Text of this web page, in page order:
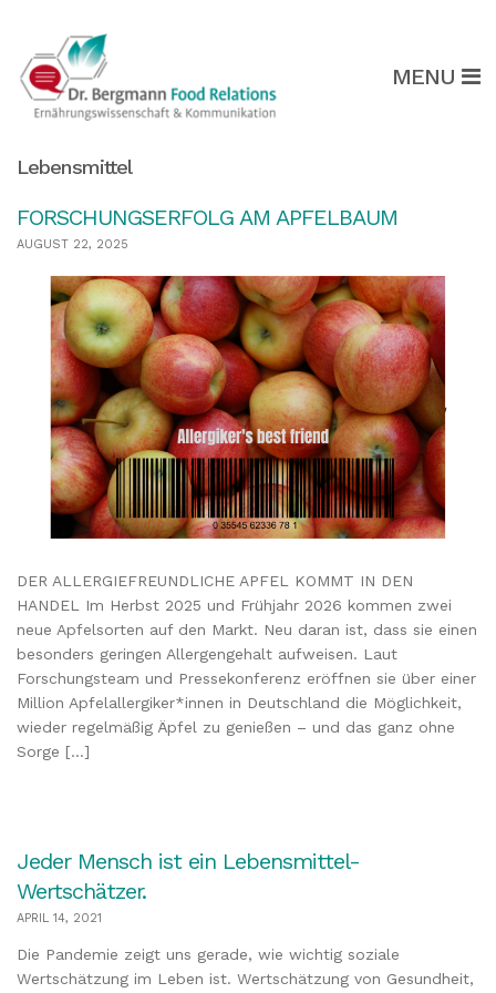
MENU
Lebensmittel
FORSCHUNGSERFOLG AM APFELBAUM
AUGUST 22, 2025
DER ALLERGIEFREUNDLICHE APFEL KOMMT IN DEN
HANDEL Im Herbst 2025 und Frühjahr 2026 kommen zwei
neue Apfelsorten auf den Markt. Neu daran ist, dass sie einen
besonders geringen Allergengehalt aufweisen. Laut
Forschungsteam und Pressekonferenz eröffnen sie über einer
Million Apfelallergiker*innen in Deutschland die Möglichkeit,
wieder regelmäßig Äpfel zu genießen – und das ganz ohne
Sorge […]
Jeder Mensch ist ein Lebensmittel-
Wertschätzer.
APRIL 14, 2021
Die Pandemie zeigt uns gerade, wie wichtig soziale
Wertschätzung im Leben ist. Wertschätzung von Gesundheit,